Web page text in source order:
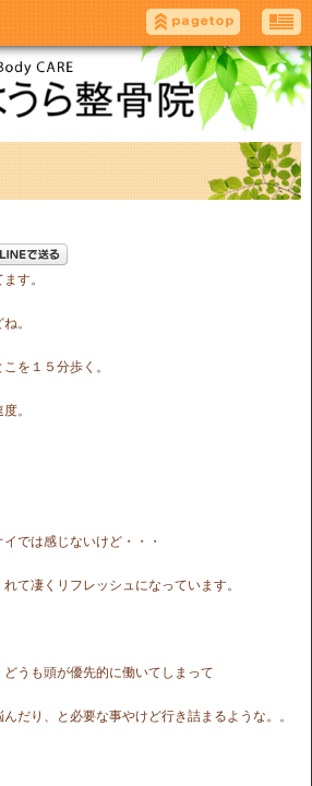
す。
。
を１５分歩く。
。
では感じないけど・・・
て凄くリフレッシュになっています。
うも頭が優先的に働いてしまって
だり、と必要な事やけど行き詰まるような。。